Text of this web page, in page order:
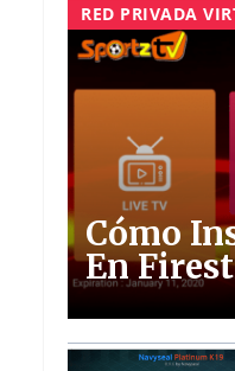
RED PRIVADA
Cómo
En